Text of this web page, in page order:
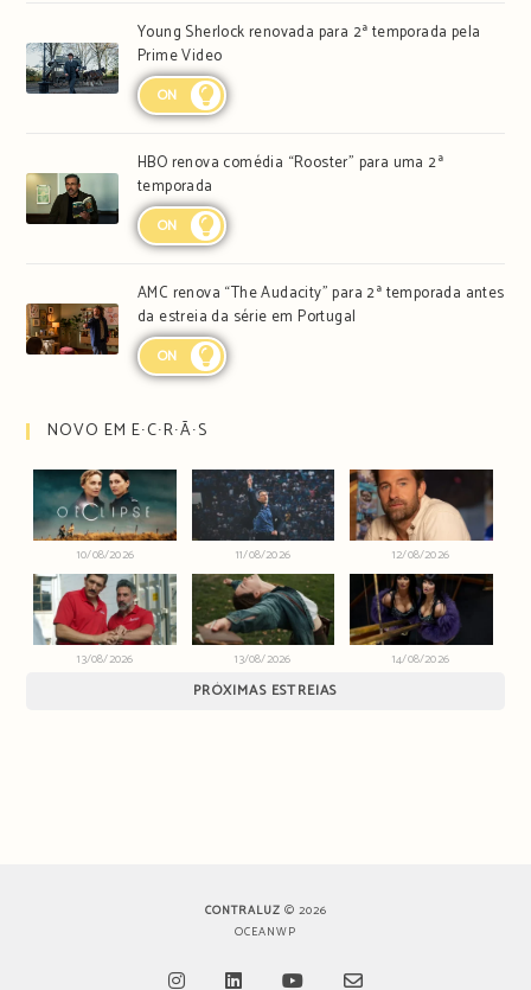
Young Sherlock renovada para 2ª temporada pela
Prime Video
ON
HBO renova comédia “Rooster” para uma 2ª
temporada
ON
AMC renova “The Audacity” para 2ª temporada antes
da estreia da série em Portugal
ON
NOVO EM E∙C∙R∙Ã∙S
10/08/2026 11/08/2026 12/08/2026
13/08/2026 13/08/2026 14/08/2026
PRÓXIMAS ESTREIAS
CONTRALUZ © 2026
OCEANWP